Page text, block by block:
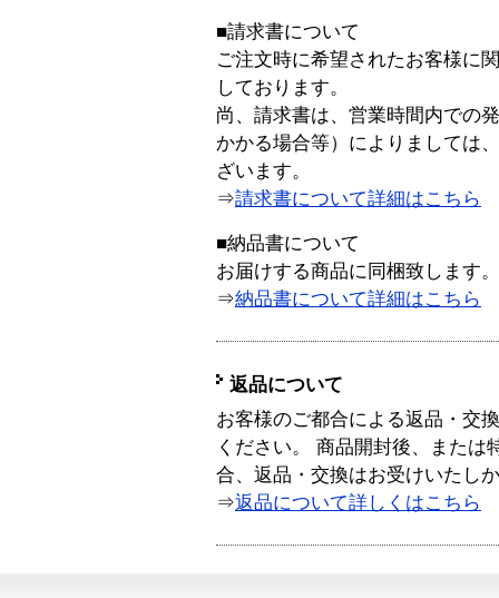
■請求書について
ご注文時に希望されたお客様に
しております。
尚、請求書は、営業時間内での
かかる場合等）によりましては
ざいます。
⇒請求書について詳細はこちら
■納品書について
お届けする商品に同梱致します。
⇒納品書について詳細はこちら
返品について
お客様のご都合による返品・交
ください。 商品開封後、または
合、返品・交換はお受けいたし
⇒返品について詳しくはこちら